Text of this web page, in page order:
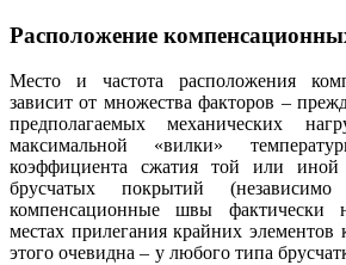
Расположение
Место и частота расположения
зависит от множества факторов –
предполагаемых механических
максимальной «вилки»
коэффициента сжатия той или
брусчатых покрытий
компенсационные швы фактически
местах прилегания крайних
этого очевидна – у любого типа